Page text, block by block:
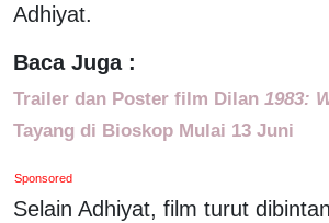
Adhiyat.
Baca Juga :
Trailer dan Poster film Dilan 1983:
Tayang di Bioskop Mulai 13 Juni
Sponsored
Selain Adhiyat, film turut